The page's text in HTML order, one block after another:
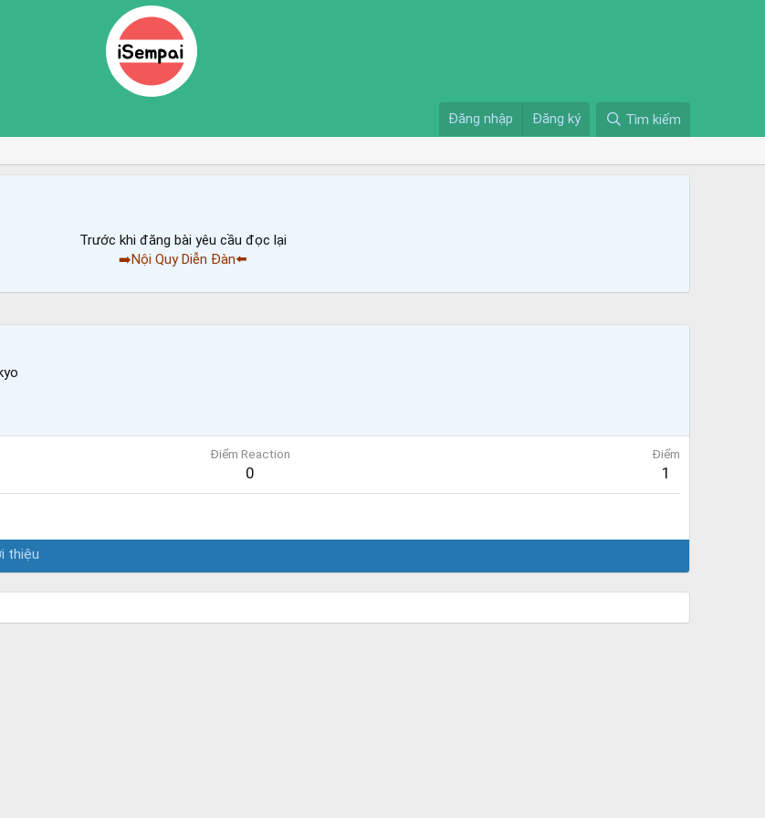
Đăng nhập Đăng ký Tìm kiếm
Trước khi đăng bài yêu cầu đọc lại
➡️Nội Quy Diễn Đàn⬅️
Điểm Reaction
0
Điểm
1
thiệu